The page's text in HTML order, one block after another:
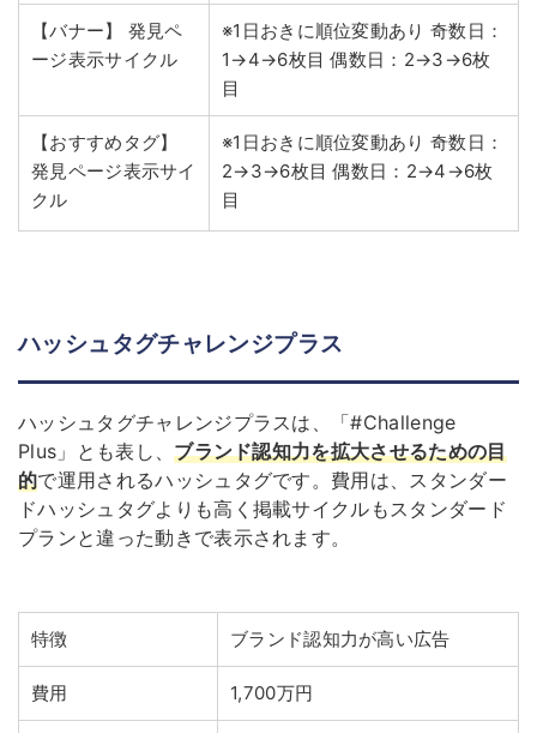
【バナー】
発見ペ
ージ表示サイクル
※1日おきに順位変動あり 奇数日：
1→4→6枚目 偶数日：2→3→6枚
目
【おすすめタグ】
発見ページ表示サイ
クル
※1日おきに順位変動あり 奇数日：
2→3→6枚目 偶数日：2→4→6枚
目
ハッシュタグチャレンジプラス
ハッシュタグチャレンジプラスは、「#Challenge
Plus」とも表し、ブランド認知力を拡大させるための目
的で運用されるハッシュタグです。費用は、スタンダー
ドハッシュタグよりも高く掲載サイクルもスタンダード
プランと違った動きで表示されます。
特徴 ブランド認知力が高い広告
費用 1,700万円